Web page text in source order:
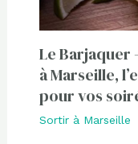
Le Barjaquer
à Marseille,
pour vos
Sortir à Marseille